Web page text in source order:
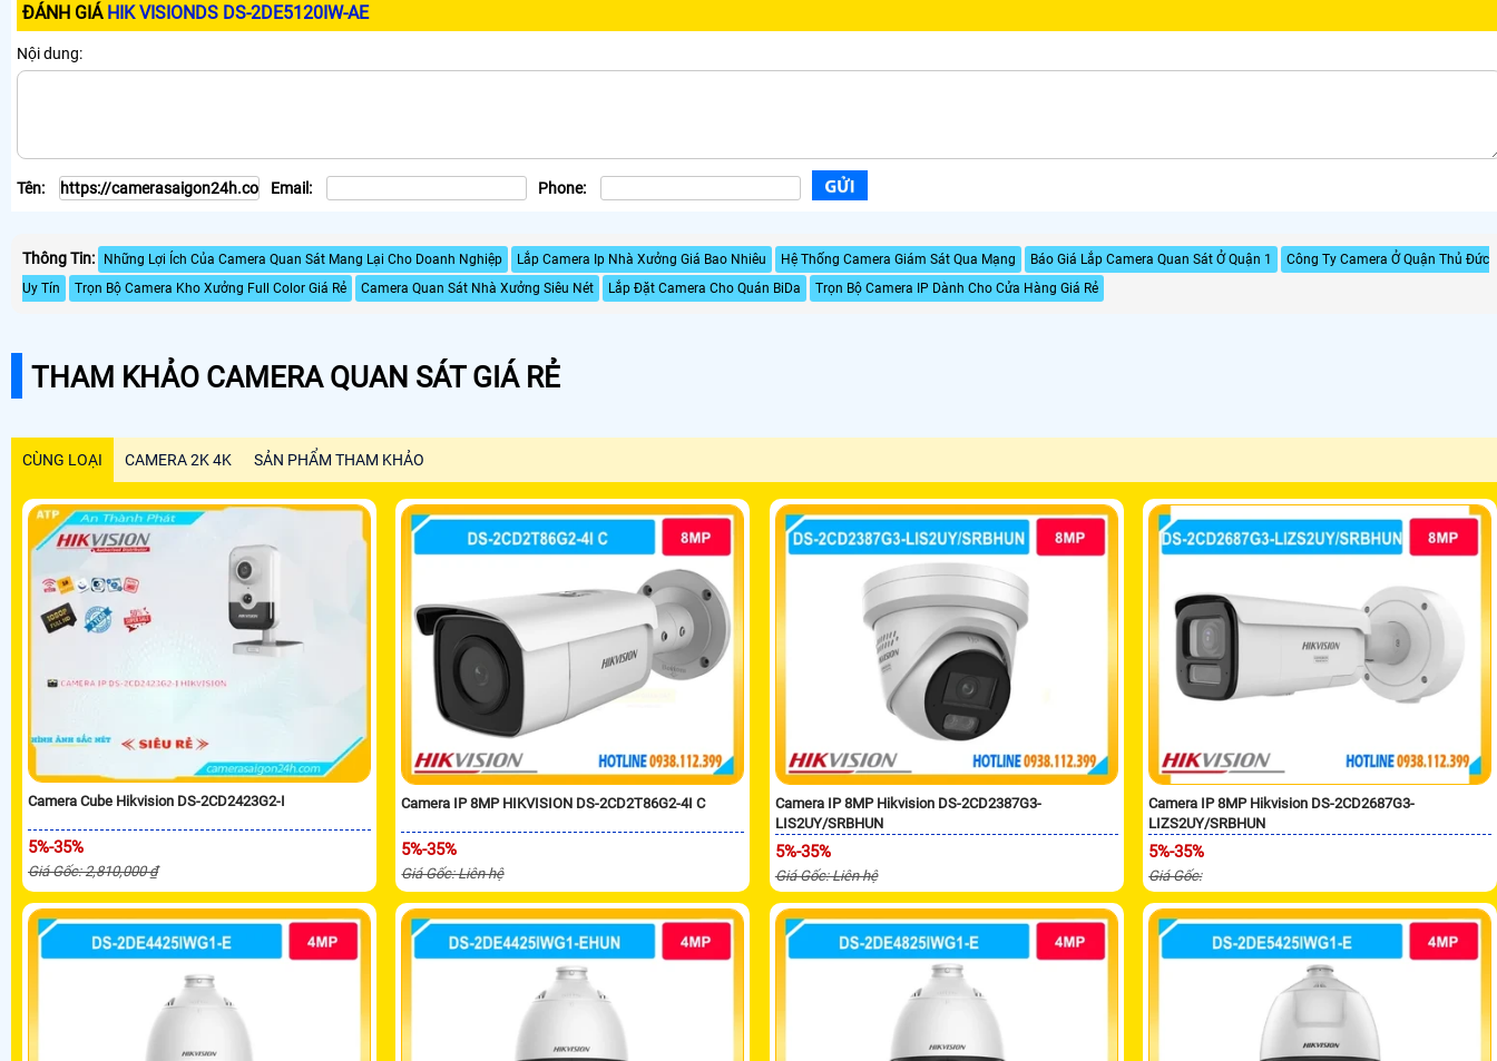
ĐÁNH GIÁ HIK VISIONDS DS-2DE5120IW-AE
Nội dung:
Tên: Email: Phone:
Thông Tin: Những Lợi Ích Của Camera Quan Sát Mang Lại Cho Doanh Nghiệp Lắp Camera Ip Nhà Xưởng Giá Bao Nhiêu Hệ Thống Camera Giám Sát Qua Mạng Báo Giá Lắp Camera Quan Sát Ở Quận 1
Công Ty Camera Ở Quận Thủ Đức
Uy Tín
Trọn Bộ Camera Kho Xưởng Full Color Giá Rẻ Camera Quan Sát Nhà Xưởng Siêu Nét Lắp Đặt Camera Cho Quán BiDa Trọn Bộ Camera IP Dành Cho Cửa Hàng Giá Rẻ
THAM KHẢO CAMERA QUAN SÁT GIÁ RẺ
CÙNG LOẠI CAMERA 2K 4K SẢN PHẨM THAM KHẢO
Camera Cube Hikvision DS-2CD2423G2-I
5%-35%
Giá Gốc: 2,810,000 ₫
Camera IP 8MP HIKVISION DS-2CD2T86G2-4I C
5%-35%
Giá Gốc: Liên hệ
Camera IP 8MP Hikvision DS-2CD2387G3-
LIS2UY/SRBHUN
5%-35%
Giá Gốc: Liên hệ
Camera IP 8MP Hikvision DS-2CD2687G3-
LIZS2UY/SRBHUN
5%-35%
Giá Gốc: